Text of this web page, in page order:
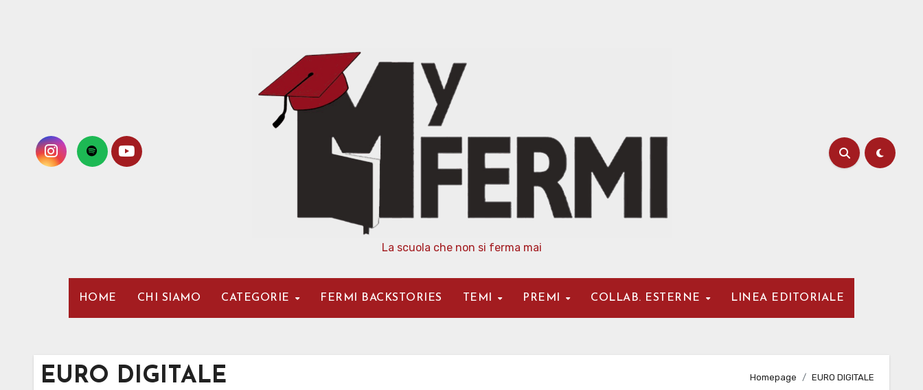
La scuola che non si ferma mai
HOME CHI SIAMO CATEGORIE FERMI BACKSTORIES TEMI PREMI COLLAB. ESTERNE LINEA EDITORIALE
EURO DIGITALE Homepage EURO DIGITALE